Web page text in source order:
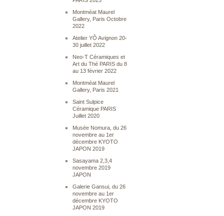
Montméat Maurel
Gallery, Paris Octobre
2022
Atelier YÔ Avignon 20-
30 juillet 2022
Neo-T Céramiques et
Art du Thé PARIS du 8
au 13 février 2022
Montméat Maurel
Gallery, Paris 2021
Saint Sulpice
Céramique PARIS
Juillet 2020
Musée Nomura, du 26
novembre au 1er
décembre KYOTO
JAPON 2019
Sasayama 2,3,4
novembre 2019
JAPON
Galerie Gansui, du 26
novembre au 1er
décembre KYOTO
JAPON 2019